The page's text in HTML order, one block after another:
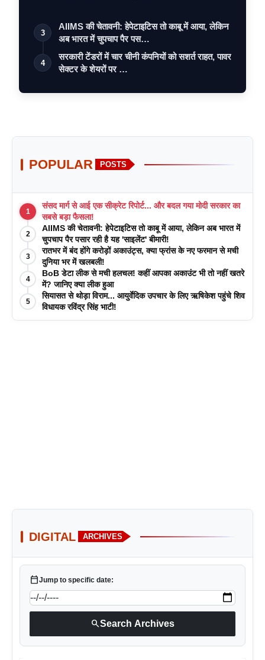
3
AIIMS की चेतावनी: हेपेटाइटिस तो काबू में आया, लेकिन
अब भारत में चुपचाप पैर पस…
4
सरकारी टेंडरों में चार चीनी कंपनियों को सशर्त राहत, पावर
सेक्टर के शेयरों पर …
POPULAR POSTS
1
संसद मार्ग से आई एक सीक्रेट रिपोर्ट... और बदल गया मोदी सरकार का
सबसे बड़ा फैसला!
2
AIIMS की चेतावनी: हेपेटाइटिस तो काबू में आया, लेकिन अब भारत में
चुपचाप पैर पसार रही है यह 'साइलेंट' बीमारी!
3
रातभर में बंद होंगे करोड़ों अकाउंट्स, क्या फ्रांस के नए फरमान से मची
दुनिया भर में खलबली!
4
BoB डेटा लीक से मची हलचल! कहीं आपका अकाउंट भी तो नहीं खतरे
में? जानिए क्या लीक हुआ
5
सियासत से थोड़ा विराम... आयुर्वेदिक उपचार के लिए ऋषिकेश पहुंचे शिव
विधायक रविंद्र सिंह भाटी!
DIGITAL ARCHIVES
calendar_todayJump to specific date:
searchSearch Archives